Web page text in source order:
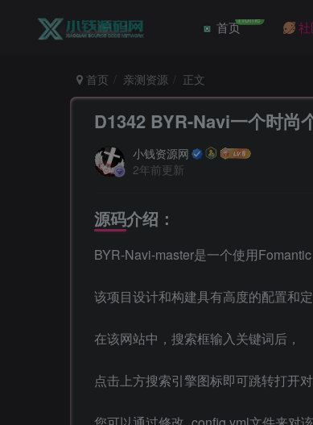
首页Home 社
首页 亲测资源 正文
D1342 BYR-Navi一个时尚
小钱资源网
2年前更新
源码介绍：
BYR-Navi-master是一个使用
该项目设计和构建具有高度的配置和
在该网站中，搜索框输入关键词后，
点击上方搜索引擎图标即可跳转打开